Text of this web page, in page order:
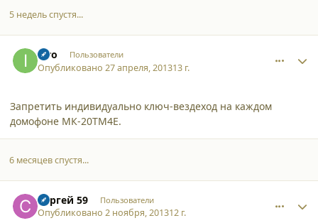
5 недель спустя...
Iero Пользователи
Опубликовано27 апреля, 201313 г.
Запретить индивидуально ключ-вездеход на каждом
домофоне МК-20ТМ4Е.
6 месяцев спустя...
Сергей 59 Пользователи
Опубликовано2 ноября, 201312 г.